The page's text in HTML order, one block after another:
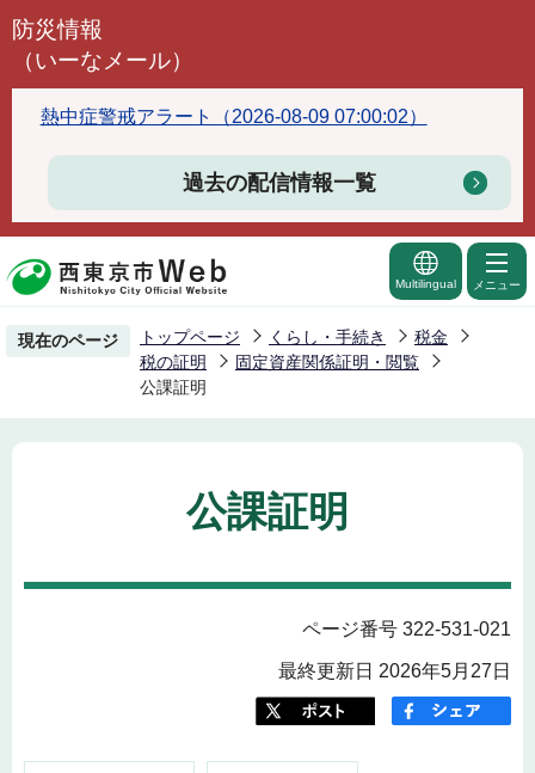
こ
頭
で
防災情報
（いーなメール）
熱中症警戒アラート（2026-08-09 07:00:02）
過去の配信情報一覧
Multilingual メニュー
現在のページ トップページ くらし・手続き
税金
税の証明
固定資産関係証明・閲覧
公課証明
公課証明
ページ番号 322-531-021
最終更新日 2026年5月27日